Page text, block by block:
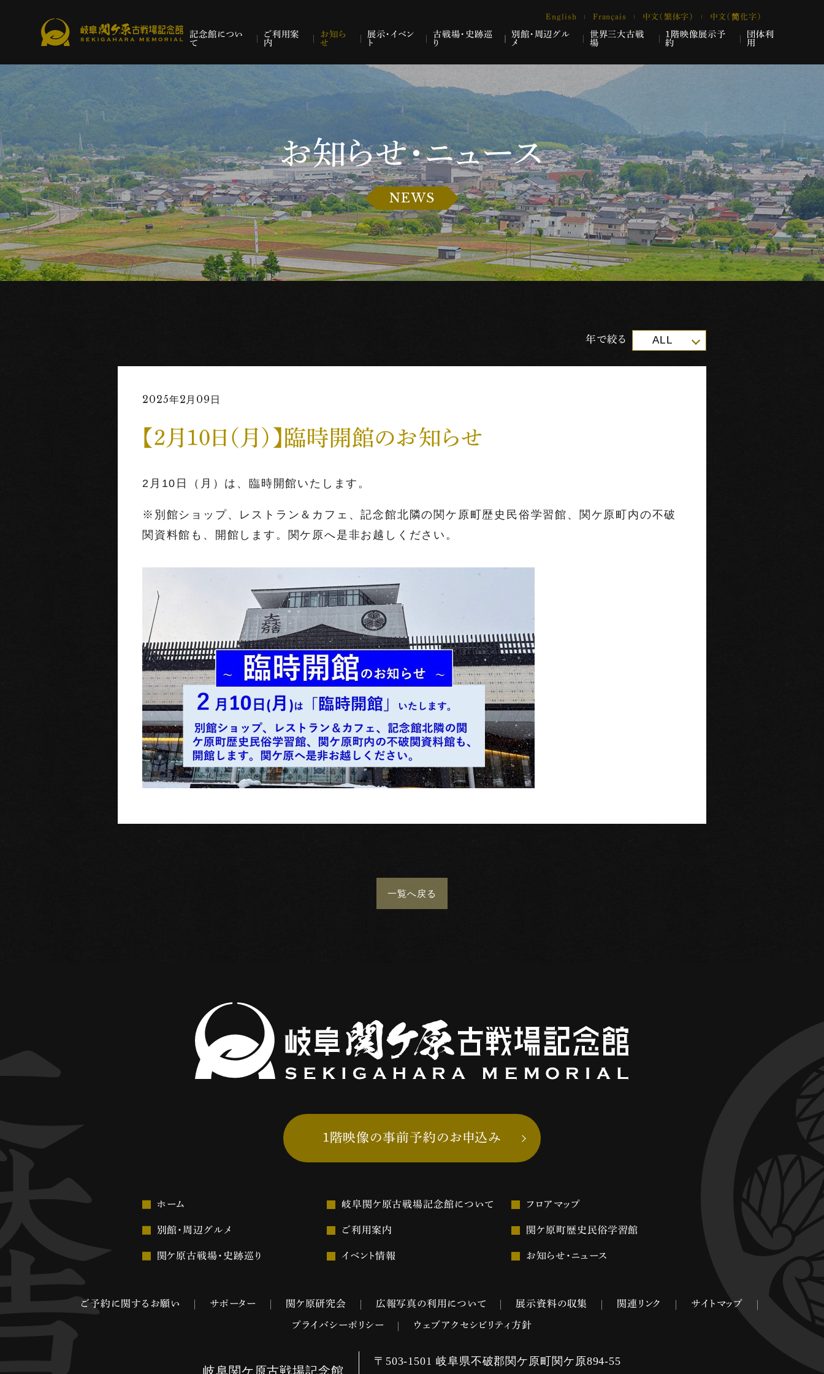
English Français 中文（繁体字） 中文（简化字）
記念館につい
て
ご利用案
内
お知ら
せ
展示・イベン
ト
古戦場・史跡巡
り
別館・周辺グル
メ
世界三大古戦
場
1階映像展示予
約
団体利
用
お知らせ・ニュース
NEWS
年で絞る ALL
2025年2月09日
【2月10日（月）】臨時開館のお知らせ
2月10日（月）は、臨時開館いたします。
※別館ショップ、レストラン＆カフェ、記念館北隣の関ケ原町歴史民俗学習館、関ケ原町内の不破
関資料館も、開館します。関ケ原へ是非お越しください。
一覧へ戻る
1階映像の事前予約のお申込み
ホーム 岐阜関ケ原古戦場記念館について フロアマップ
別館・周辺グルメ ご利用案内 関ケ原町歴史民俗学習館
関ケ原古戦場・史跡巡り イベント情報 お知らせ・ニュース
ご予約に関するお願い サポーター 関ケ原研究会 広報写真の利用について 展示資料の収集 関連リンク サイトマップ
プライバシーポリシー ウェブアクセシビリティ方針
岐阜関ケ原古戦場記念館
〒503-1501 岐阜県不破郡関ケ原町関ケ原894-55